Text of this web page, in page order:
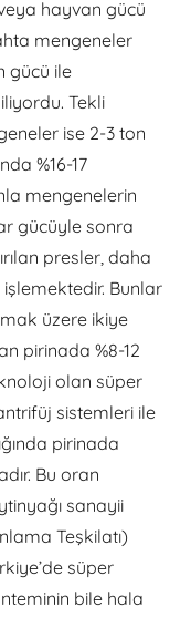
hayvan gücü
mengeneler
gücü ile
Tekli
ise 2-3 ton
%16-17
mengenelerin
gücüyle sonra
presler, daha
Bunlar
üzere ikiye
pirinada %8-12
olan süper
sistemleri ile
pirinada
Bu oran
sanayii
Teşkilatı)
süper
bile hala